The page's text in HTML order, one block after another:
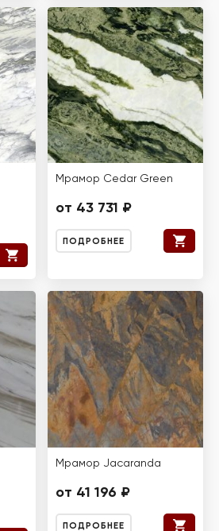
Мрамор Cedar Green
от 43 731 ₽
ПОДРОБНЕЕ
Мрамор Jacaranda
от 41 196 ₽
ПОДРОБНЕЕ